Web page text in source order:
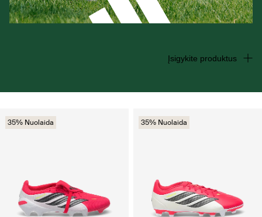
35% Nuolaida 35% Nuolaida
Įsigykite produktus